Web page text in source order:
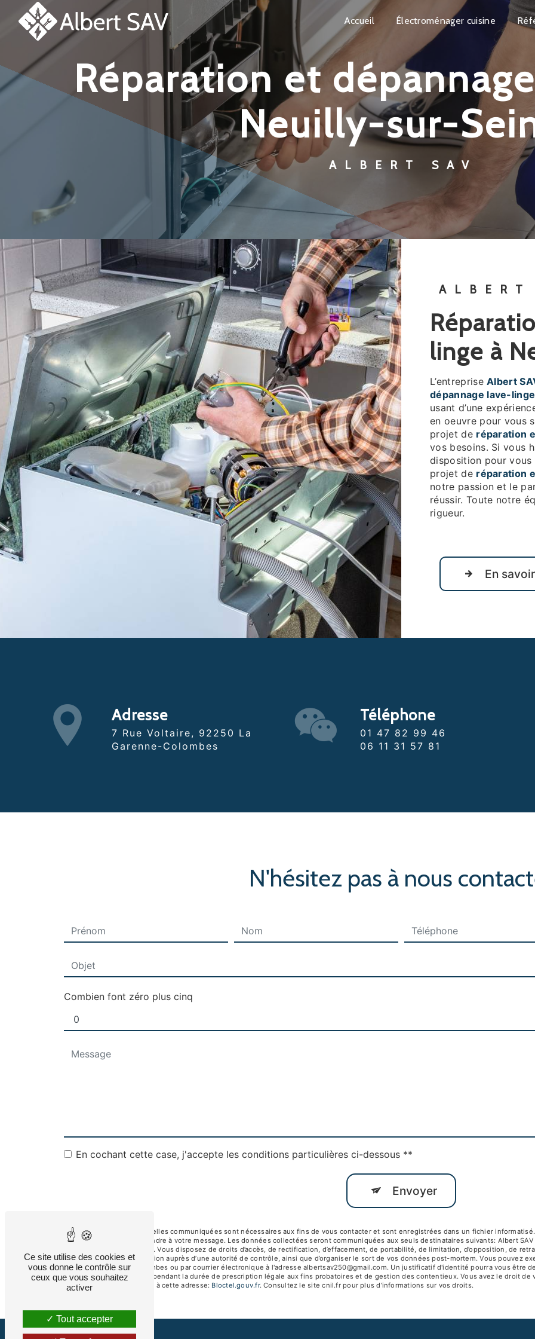
Accueil Électroménager cuisine
réparation et dépannage lave-linge
Neuilly-sur-
ALBERT SAV
réparation et dépannage lave-
linge à
L’entrepriseAlbert
dépannage lave-linge
usant d’une
en oeuvre pour vous
projet de réparation
vos besoins. Si vous
disposition pour vous
projet de réparation
notre passion et le
réussir. Toute notre
rigueur.
En
Adresse
7 Rue Voltaire, 92250 La
Garenne-Colombes
Téléphone
01 47 82 99 46
06 11 31 57 81
N'hésitez pas à nous
Combien font zéro plus cinq
En cochant cette case, j'accepte les conditions particulières ci-dessous **
Envoyer
** Les données personnelles communiquées sont nécessaires aux fins de vous contacter et sont enregistrées dans un fichier
dans le seul but de répondre à votre message. Les données collectées seront communiquées aux seuls destinataires suivants: Albert
albertsav250@gmail.com. Vous disposez de droits d’accès, de rectification, d’effacement, de portabilité, de limitation, d’opposition, de
d’introduire une réclamation auprès d’une autorité de contrôle, ainsi que d’organiser le sort de vos données post-mortem. Vous pouvez
92250 La Garenne-Colombes ou par courrier électronique à l'adresse albertsav250@gmail.com. Un justificatif d'identité pourra vous être
de prise de contact puis pendant la durée de prescription légale aux fins probatoires et de gestion des contentieux. Vous avez le droit
téléphonique, disponible à cette adresse:
Bloctel.gouv.fr. Consultez le site cnil.fr pour plus d’informations sur vos droits.
Panneau de gestion des cookies
Ce site utilise des cookies et
vous donne le contrôle sur
ceux que vous souhaitez
activer
Tout accepter